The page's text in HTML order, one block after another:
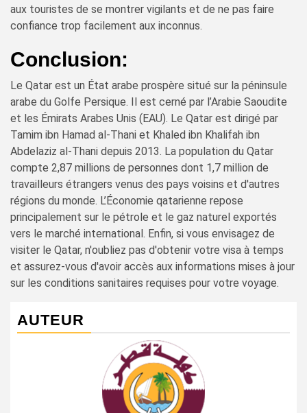
aux touristes de se montrer vigilants et de ne pas faire
confiance trop facilement aux inconnus.
Conclusion:
Le Qatar est un État arabe prospère situé sur la péninsule
arabe du Golfe Persique. Il est cerné par l’Arabie Saoudite
et les Émirats Arabes Unis (EAU). Le Qatar est dirigé par
Tamim ibn Hamad al-Thani et Khaled ibn Khalifah ibn
Abdelaziz al-Thani depuis 2013. La population du Qatar
compte 2,87 millions de personnes dont 1,7 million de
travailleurs étrangers venus des pays voisins et d'autres
régions du monde. L’Économie qatarienne repose
principalement sur le pétrole et le gaz naturel exportés
vers le marché international. Enfin, si vous envisagez de
visiter le Qatar, n'oubliez pas d'obtenir votre visa à temps
et assurez-vous d'avoir accès aux informations mises à jour
sur les conditions sanitaires requises pour votre voyage.
AUTEUR